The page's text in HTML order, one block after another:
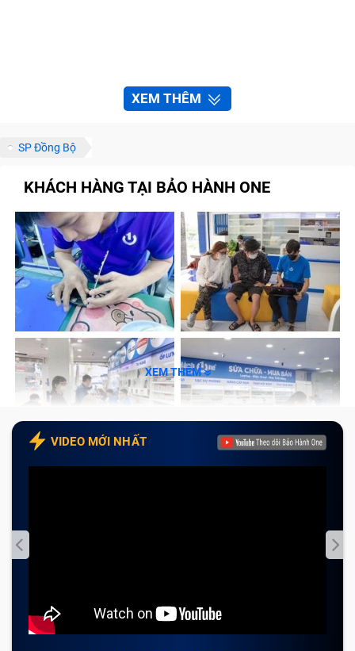
XEM THÊM
SP Đồng Bộ
KHÁCH HÀNG TẠI BẢO HÀNH ONE
XEM THÊM
VIDEO MỚI NHẤT